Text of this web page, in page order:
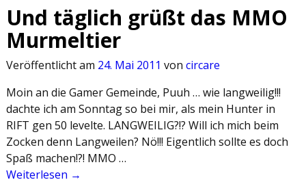
Und täglich grüßt das MMO
Murmeltier
Veröffentlicht am 24. Mai 2011 von circare
Moin an die Gamer Gemeinde, Puuh … wie langweilig!!!
dachte ich am Sonntag so bei mir, als mein Hunter in
RIFT gen 50 levelte. LANGWEILIG?!? Will ich mich beim
Zocken denn Langweilen? Nö!!! Eigentlich sollte es doch
Spaß machen!?! MMO …
Weiterlesen →